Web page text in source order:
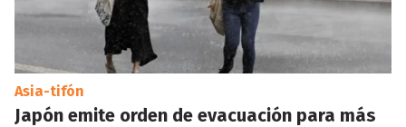
Asia-tifón
Japón emite orden de evacuación para más